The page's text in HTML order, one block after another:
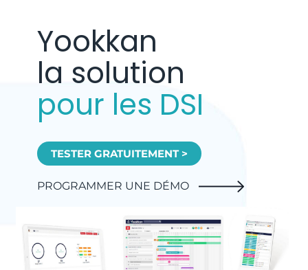
Yookkan
la solution
pour les DSI
TESTER GRATUITEMENT >
PROGRAMMER UNE DÉMO